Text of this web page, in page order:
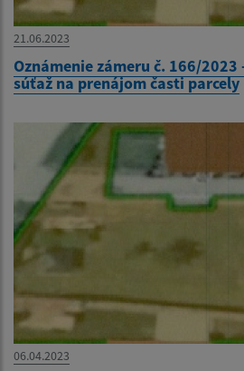
21.06.2023
Oznámenie zámeru č. 166/
súťaž na prenájom časti parcely
06.04.2023